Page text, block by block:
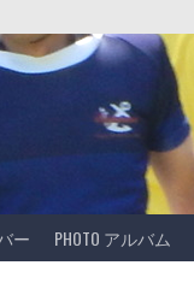
ー PHOTO アルバム